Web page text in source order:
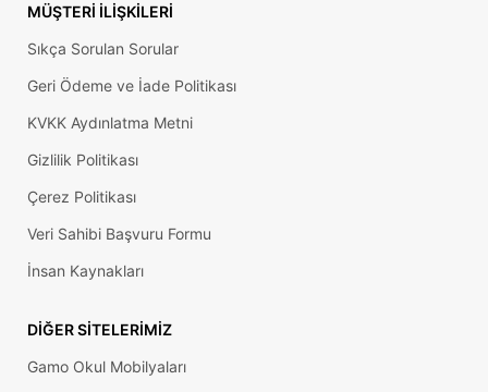
MÜŞTERI İLIŞKILERI
Sıkça Sorulan Sorular
Geri Ödeme ve İade Politikası
KVKK Aydınlatma Metni
Gizlilik Politikası
Çerez Politikası
Veri Sahibi Başvuru Formu
İnsan Kaynakları
DIĞER SITELERIMIZ
Gamo Okul Mobilyaları